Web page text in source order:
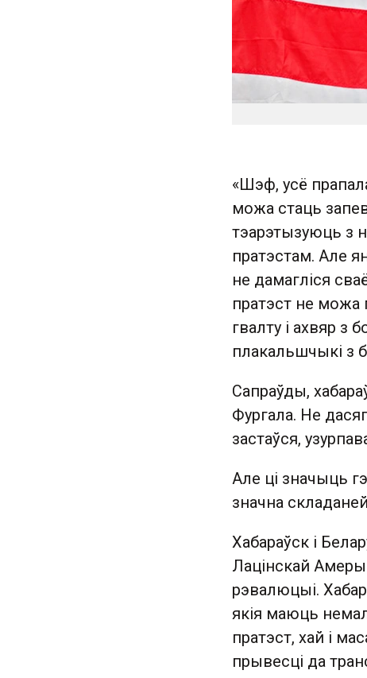
«Шэф, усё
можа стаць
тэарэтызуюць з
пратэстам. Але
не дамагліся
пратэст не
гвалту і ахвяр з
плакальшчыкі з
Сапраўды,
Фургала. Не
застаўся,
Але ці значыць
значна
Хабараўск і
Лацінскай
рэвалюцыі.
якія маюць
пратэст, хай і
прывесці да